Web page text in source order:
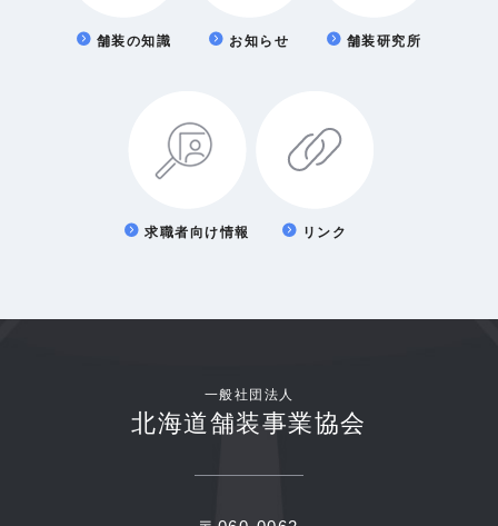
舗装の知識 お知らせ 舗装研究所
求職者向け情報 リンク
一般社団法人
北海道舗装事業協会